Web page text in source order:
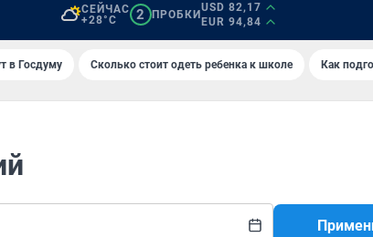
СЕЙЧАС
+28°C
2 ПРОБКИ
USD 82,17
EUR 94,84
в Госдуму Сколько стоит одеть ребенка к школе Как